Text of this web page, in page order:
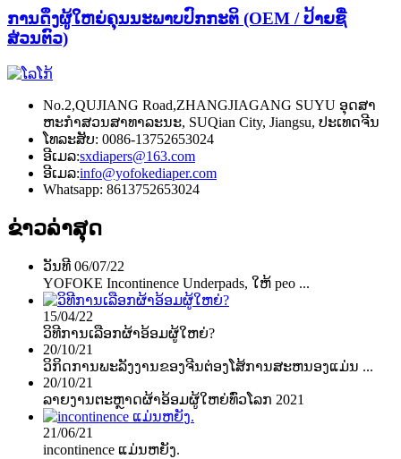
ການດຶງຜູ້ໃຫຍ່ຄຸນນະພາບປົກກະຕິ (OEM / ປ້າຍຊື່
ສ່ວນຕົວ)
No.2,QUJIANG Road,ZHANGJIAGANG SUYU ອຸດ​ສາ​
ຫະ​ກໍາ​ສວນ​ສາ​ທາ​ລະ​ນະ, SUQian City, Jiangsu, ປະ​ເທດ​ຈີນ
ໂທລະສັບ: 0086-13752653024
ອີເມລ:sxdiapers@163.com
ອີເມລ:info@yofokediaper.com
Whatsapp: 8613752653024
ຂ່າວ​ລ່າ​ສຸດ
ວັນທີ 06/07/22
YOFOKE Incontinence Underpads, ໃຫ້ peo ...
15/04/22
ວິທີການເລືອກຜ້າອ້ອມຜູ້ໃຫຍ່?
20/10/21
ວິ​ກິດ​ການ​ພະ​ລັງ​ງານ​ຂອງ​ຈີນ​ຕ່ອງ​ໂສ້​ການ​ສະ​ຫນອງ​ແມ່ນ ...
20/10/21
ລາຍງານຕະຫຼາດຜ້າອ້ອມຜູ້ໃຫຍ່ທົ່ວໂລກ 2021
21/06/21
incontinence ແມ່ນ​ຫຍັງ.